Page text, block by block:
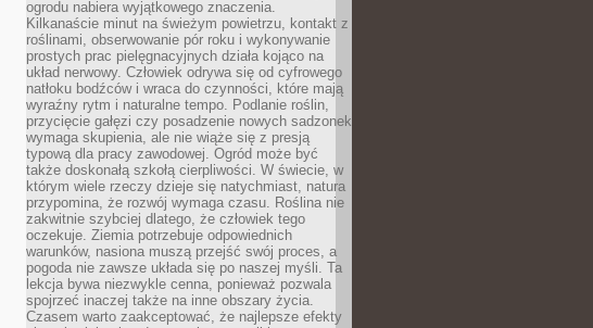
ogrodu nabiera wyjątkowego znaczenia.
Kilkanaście minut na świeżym powietrzu, kontakt z
roślinami, obserwowanie pór roku i wykonywanie
prostych prac pielęgnacyjnych działa kojąco na
układ nerwowy. Człowiek odrywa się od cyfrowego
natłoku bodźców i wraca do czynności, które mają
wyraźny rytm i naturalne tempo. Podlanie roślin,
przycięcie gałęzi czy posadzenie nowych sadzonek
wymaga skupienia, ale nie wiąże się z presją
typową dla pracy zawodowej. Ogród może być
także doskonałą szkołą cierpliwości. W świecie, w
którym wiele rzeczy dzieje się natychmiast, natura
przypomina, że rozwój wymaga czasu. Roślina nie
zakwitnie szybciej dlatego, że człowiek tego
oczekuje. Ziemia potrzebuje odpowiednich
warunków, nasiona muszą przejść swój proces, a
pogoda nie zawsze układa się po naszej myśli. Ta
lekcja bywa niezwykle cenna, ponieważ pozwala
spojrzeć inaczej także na inne obszary życia.
Czasem warto zaakceptować, że najlepsze efekty